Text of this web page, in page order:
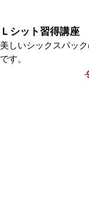
Ｌシット習得講座
美しいシックスパッ
です。